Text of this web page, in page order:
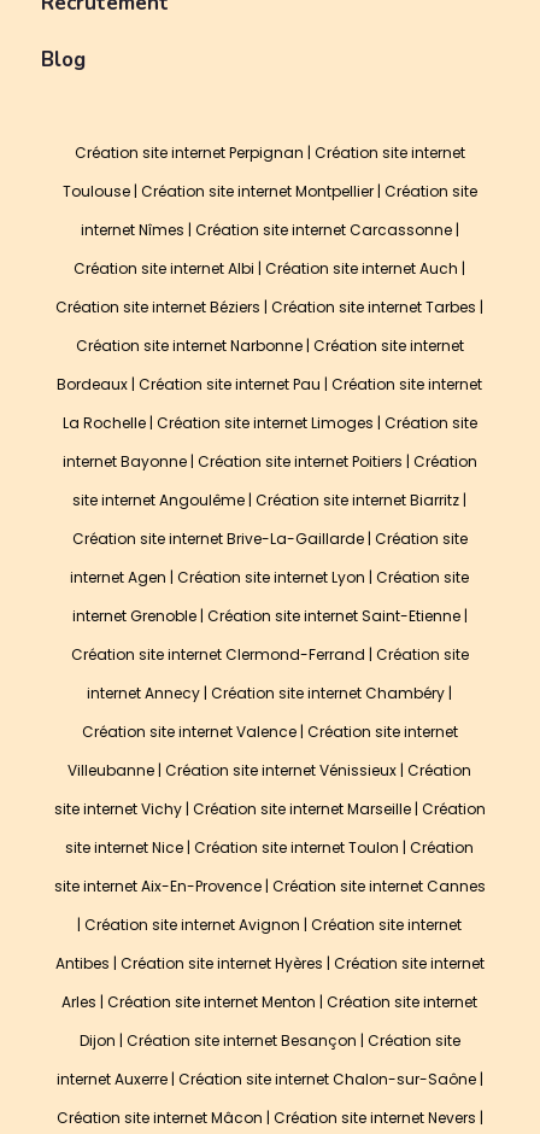
Blog
Création site internet Perpignan | Création site internet
Toulouse| Création site internet Montpellier| Création site
internet Nîmes | Création site internet Carcassonne|
Création site internet Albi |Création site internet Auch |
Création site internet Béziers |Création site internet Tarbes |
Création site internet Narbonne| Création site internet
Bordeaux |Création site internet Pau |Création site internet
La Rochelle| Création site internet Limoges | Création site
internet Bayonne| Création site internet Poitiers | Création
site internet Angoulême |Création site internet Biarritz |
Création site internet Brive-La-Gaillarde| Création site
internet Agen |Création site internet Lyon |Création site
internet Grenoble| Création site internet Saint-Etienne|
Création site internet Clermond-Ferrand | Création site
internet Annecy |Création site internet Chambéry |
Création site internet Valence| Création site internet
Villeubanne |Création site internet Vénissieux |Création
site internet Vichy| Création site internet Marseille| Création
site internet Nice |Création site internet Toulon |Création
site internet Aix-En-Provence| Création site internet Cannes
|Création site internet Avignon |Création site internet
Antibes | Création site internet Hyères | Création site internet
Arles |Création site internet Menton | Création site internet
Dijon | Création site internet Besançon | Création site
internet Auxerre | Création site internet Chalon-sur-Saône |
Création site internet Mâcon | Création site internet Nevers |